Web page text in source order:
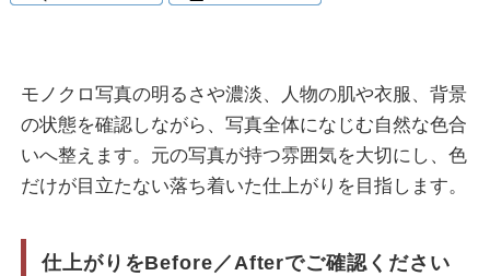
モノクロ写真の明るさや濃淡、人物の肌や衣服、背景
の状態を確認しながら、写真全体になじむ自然な色合
いへ整えます。元の写真が持つ雰囲気を大切にし、色
だけが目立たない落ち着いた仕上がりを目指します。
仕上がりをBefore／Afterでご確認ください